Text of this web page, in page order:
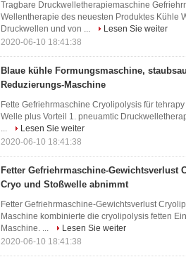
Tragbare Druckwelletherapiemaschine
Wellentherapie des neuesten Produktes Kühle
Druckwellen und von ...
Lesen Sie weiter
2020-06-10 18:41:38
Blaue kühle Formungsmaschine,
Reduzierungs-Maschine
Fette Gefriehrmaschine Cryolipolysis für
Welle plus Vorteil 1. pneuamtic
...
Lesen Sie weiter
2020-06-10 18:41:38
Fetter Gefriehrmaschine-Gewichtsverlust
Cryo und Stoßwelle abnimmt
Fetter Gefriehrmaschine-Gewichtsverlust
Maschine kombinierte die cryolipolysis fetten
Maschine. ...
Lesen Sie weiter
2020-06-10 18:41:38